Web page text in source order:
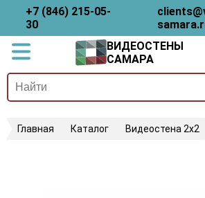
+7 (846) 215-05-
30
ВИДЕОСТЕНЫ
САМАРА
Главная Каталог Видеостена 2x2